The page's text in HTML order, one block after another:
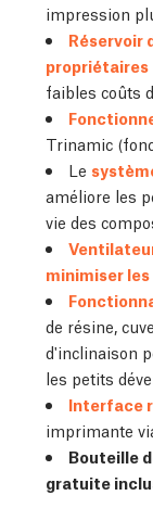
impression
Réservoir
propriétaires
faibles coûts
Trinamic
Le
améliore les
vie des
minimiser
de résine,
d'inclinaison
les petits
Interface
imprimante
Bouteille
gratuite